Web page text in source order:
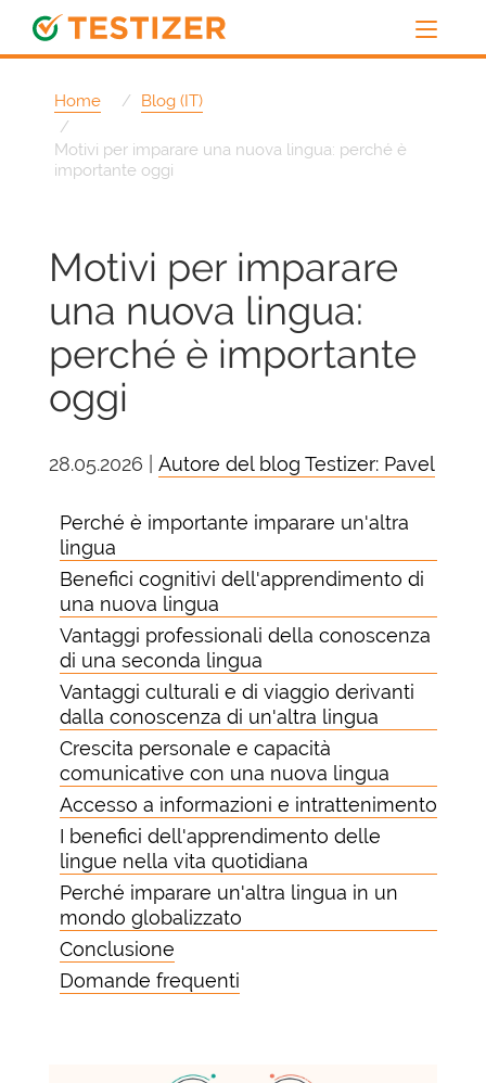
Home Blog (IT)
Motivi per imparare una nuova lingua: perché è
importante oggi
Motivi per imparare
una nuova lingua:
perché è importante
oggi
28.05.2026 | Autore del blog Testizer: Pavel
Perché è importante imparare un'altra
lingua
Benefici cognitivi dell'apprendimento di
una nuova lingua
Vantaggi professionali della conoscenza
di una seconda lingua
Vantaggi culturali e di viaggio derivanti
dalla conoscenza di un'altra lingua
Crescita personale e capacità
comunicative con una nuova lingua
Accesso a informazioni e intrattenimento
I benefici dell'apprendimento delle
lingue nella vita quotidiana
Perché imparare un'altra lingua in un
mondo globalizzato
Conclusione
Domande frequenti